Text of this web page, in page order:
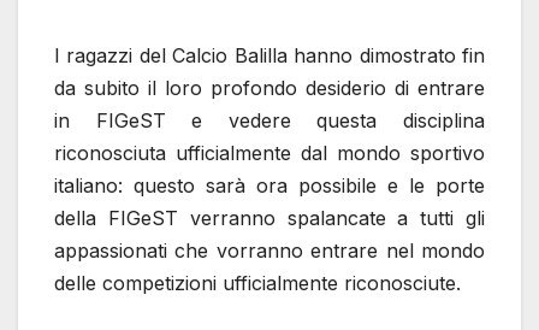
I ragazzi del Calcio Balilla hanno dimostrato fin
da subito il loro profondo desiderio di entrare
in FIGeST e vedere questa disciplina
riconosciuta ufficialmente dal mondo sportivo
italiano: questo sarà ora possibile e le porte
della FIGeST verranno spalancate a tutti gli
appassionati che vorranno entrare nel mondo
delle competizioni ufficialmente riconosciute.